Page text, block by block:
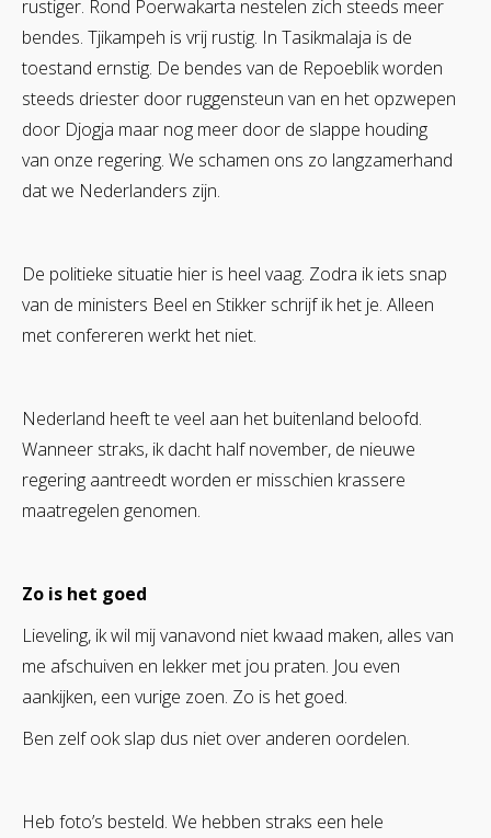
rustiger. Rond Poerwakarta nestelen zich steeds meer
bendes. Tjikampeh is vrij rustig. In Tasikmalaja is de
toestand ernstig. De bendes van de Repoeblik worden
steeds driester door ruggensteun van en het opzwepen
door Djogja maar nog meer door de slappe houding
van onze regering. We schamen ons zo langzamerhand
dat we Nederlanders zijn.
De politieke situatie hier is heel vaag. Zodra ik iets snap
van de ministers Beel en Stikker schrijf ik het je. Alleen
met confereren werkt het niet.
Nederland heeft te veel aan het buitenland beloofd.
Wanneer straks, ik dacht half november, de nieuwe
regering aantreedt worden er misschien krassere
maatregelen genomen.
Zo is het goed
Lieveling, ik wil mij vanavond niet kwaad maken, alles van
me afschuiven en lekker met jou praten. Jou even
aankijken, een vurige zoen. Zo is het goed.
Ben zelf ook slap dus niet over anderen oordelen.
Heb foto’s besteld. We hebben straks een hele